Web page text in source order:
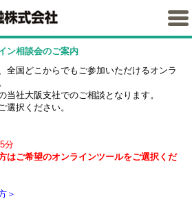
ン相談会のご案内
全国どこからでもご参加いただけるオンラ
社大阪支社でのご相談となります。
択ください。
分
はご希望のオンラインツールをご選択くだ
＞